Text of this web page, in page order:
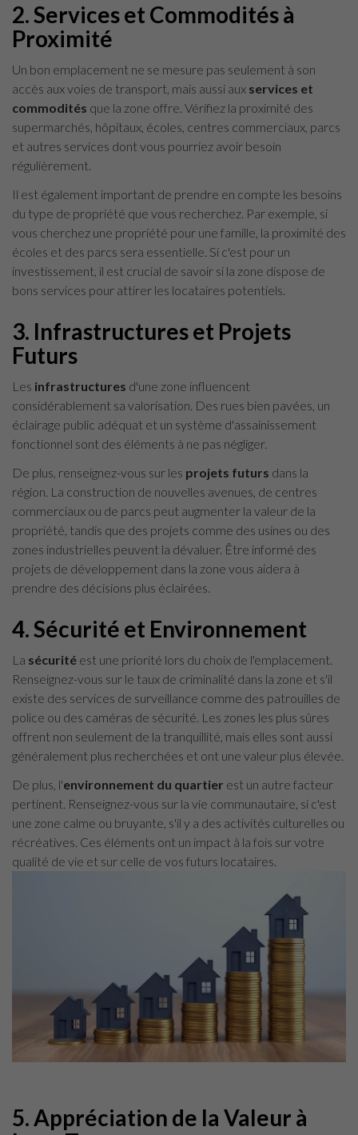
2.Services et Commodités à
Proximité
Un bon emplacement ne se mesure pas seulement à son
accès aux voies de transport, mais aussi aux services et
commodités que la zone offre. Vérifiez la proximité des
supermarchés, hôpitaux, écoles, centres commerciaux, parcs
et autres services dont vous pourriez avoir besoin
régulièrement.
Il est également important de prendre en compte les besoins
du type de propriété que vous recherchez. Par exemple, si
vous cherchez une propriété pour une famille, la proximité des
écoles et des parcs sera essentielle. Si c'est pour un
investissement, il est crucial de savoir si la zone dispose de
bons services pour attirer les locataires potentiels.
3. Infrastructures et Projets
Futurs
Les infrastructures d'une zone influencent
considérablement sa valorisation. Des rues bien pavées, un
éclairage public adéquat et un système d'assainissement
fonctionnel sont des éléments à ne pas négliger.
De plus, renseignez-vous sur les projets futurs dans la
région. La construction de nouvelles avenues, de centres
commerciaux ou de parcs peut augmenter la valeur de la
propriété, tandis que des projets comme des usines ou des
zones industrielles peuvent la dévaluer. Être informé des
projets de développement dans la zone vous aidera à
prendre des décisions plus éclairées.
4.Sécurité et Environnement
La sécurité est une priorité lors du choix de l'emplacement.
Renseignez-vous sur le taux de criminalité dans la zone et s'il
existe des services de surveillance comme des patrouilles de
police ou des caméras de sécurité. Les zones les plus sûres
offrent non seulement de la tranquillité, mais elles sont aussi
généralement plus recherchées et ont une valeur plus élevée.
De plus, l'environnement du quartier est un autre facteur
pertinent. Renseignez-vous sur la vie communautaire, si c'est
une zone calme ou bruyante, s'il y a des activités culturelles ou
récréatives. Ces éléments ont un impact à la fois sur votre
qualité de vie et sur celle de vos futurs locataires.
5.Appréciation de la Valeur à